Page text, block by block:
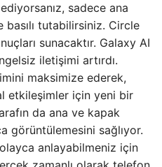
sadece ana
tutabilirsiniz. Circle
sunacaktır. Galaxy AI
iletişimi artırdı.
maksimize ederek,
etkileşimler için yeni bir
da ana ve kapak
görüntülemesini sağlıyor.
anlayabilmeniz için